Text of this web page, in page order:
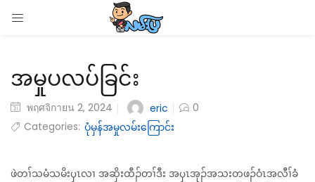
အမှုပလပ်ခြင်း
พฤศจิกายน 2, 2024 eric
0
Categories: ပုံမှန်အမှုလမ်းကြောင်း
ဖဲတၢ်သမံသမိးၦၤလၢ အဆှိးထီၣ်တၢ်ဒီး အၦၤအုၣ်အသးတဖၣ်ဝံၤအလီၢ်ခံ
Enter your username and password to login.
Remember me